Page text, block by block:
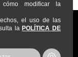
modificar la
el uso de las
laPOLÍTICA DE
Reservados